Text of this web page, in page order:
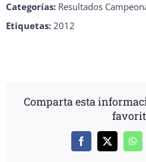
Categorías: Resultados
Etiquetas: 2012
Comparta esta
Facebook
X